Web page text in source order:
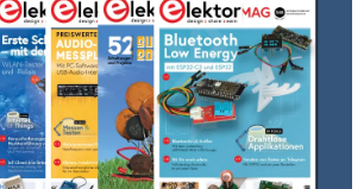
appropriés pour :
industrielle : renforçant l’efficacité
des ateliers de fabrication et
des processus.
domestiques : alimentant la